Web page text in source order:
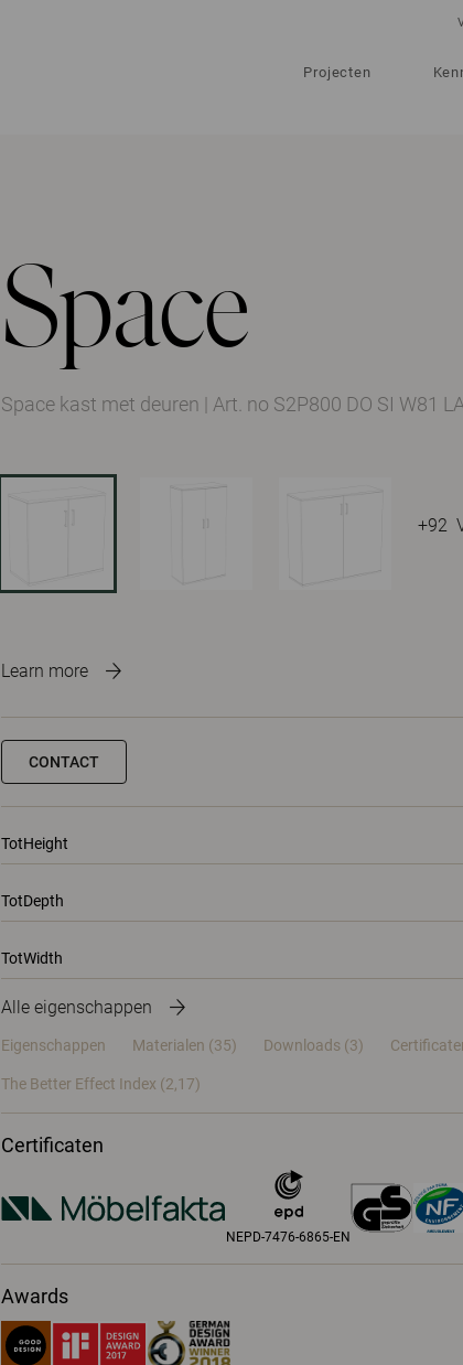
Projecten
Space
+92
Space kast met deuren | Art. no S2P800 DO SI W81
Learn more
CONTACT
TotHeight
TotDepth
TotWidth
Alle eigenschappen
Eigenschappen Materialen (35) Downloads (3)
The Better Effect Index (2,17)
Certificaten
NEPD-7476-6865-EN
Awards